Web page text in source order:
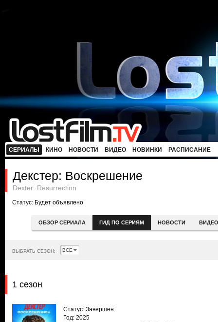
СЕРИАЛЫ КИНО НОВОСТИ ВИДЕО НОВИНКИ РАСПИСАНИЕ
Декстер: Воскрешение
Dexter: Resurrection
Статус: Будет объявлено
ОБЗОР СЕРИАЛА ГИД ПО СЕРИЯМ НОВОСТИ ВИДЕО
ВЫБРАТЬ СЕЗОН:
1 сезон
Статус: Завершен
Год: 2025